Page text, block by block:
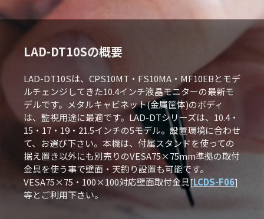
LAD-DT10Sの概要
LAD-DT10Sは、CPS10MT・FS10MA・MF10EBとモデ
ルチェンジしてきた10.4インチ液晶モニターの最新モ
デルです。メタルキャビネット(金属筐体)のボディ
は、監視用途に最適です。LAD-DTシリーズは、10.4・
15・17・19・21.5インチの5モデル。設置環境に合わせ
て、お選び下さい。本機は、付属スタンドを使っての
据え置き以外にも別売りのVESA75×75mm準拠の取付
金具を使う事で壁面・天釣り設置も可能です。
VESA75×75・100×100対応壁面取付金具[LCDS-F06]
等とご利用下さい。